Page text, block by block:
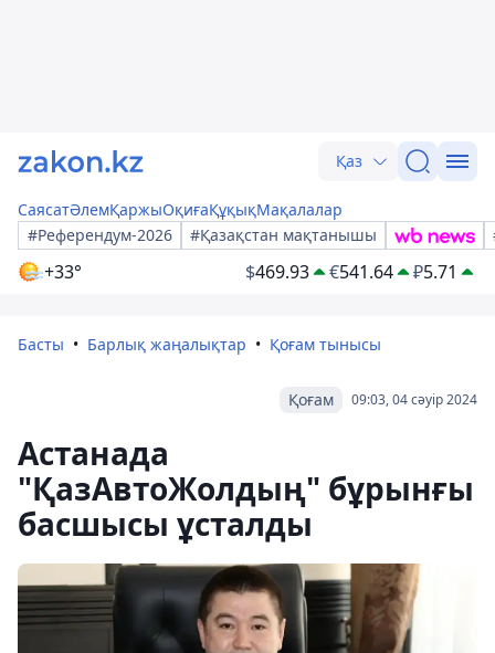
Қаз
СаясатӘлемҚаржыОқиғаҚұқықМақалалар
#Референдум-2026
#Қазақстан мақтанышы
+33° $469.93 €541.64 ₽5.71
Басты Барлық жаңалықтар Қоғам тынысы
09:03, 04 сәуір 2024
Қоғам
Астанада
"ҚазАвтоЖолдың" бұрынғы
басшысы ұсталды